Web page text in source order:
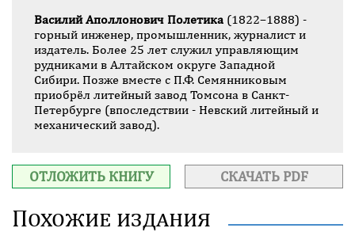
Василий Аполлонович Полетика (1822–1888) -
горный инженер, промышленник, журналист и
издатель. Более 25 лет служил управляющим
рудниками в Алтайском округе Западной
Сибири. Позже вместе с П.Ф. Семянниковым
приобрёл литейный завод Томсона в Санкт-
Петербурге (впоследствии - Невский литейный и
механический завод).
ОТЛОЖИТЬ КНИГУ СКАЧАТЬ PDF
Похожие издания